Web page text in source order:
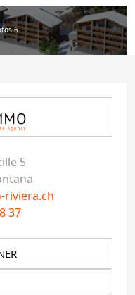
6
5
riviera.ch
37